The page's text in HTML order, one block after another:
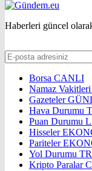
Haberleri güncel
Borsa CANLI
Namaz Vakitleri
Gazeteler
Hava Durumu
Puan Durumu
Hisseler
Pariteler
Yol Durumu
Kripto Paralar